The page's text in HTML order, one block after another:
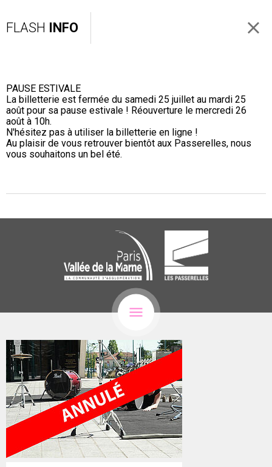
FLASH INFO
PAUSE ESTIVALE
La billetterie est fermée du samedi 25 juillet au mardi 25
août pour sa pause estivale ! Réouverture le mercredi 26
août à 10h.
N'hésitez pas à utiliser la billetterie en ligne !
Au plaisir de vous retrouver bientôt aux Passerelles, nous
vous souhaitons un bel été.